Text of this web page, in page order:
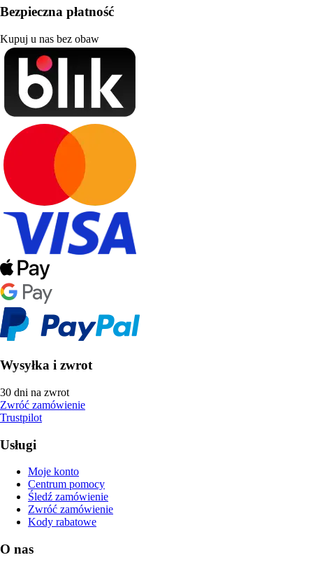
Bezpieczna płatność
Kupuj u nas bez obaw
Wysyłka i zwrot
30 dni na zwrot
Zwróć zamówienie
Trustpilot
Usługi
Moje konto
Centrum pomocy
Śledź zamówienie
Zwróć zamówienie
Kody rabatowe
O nas